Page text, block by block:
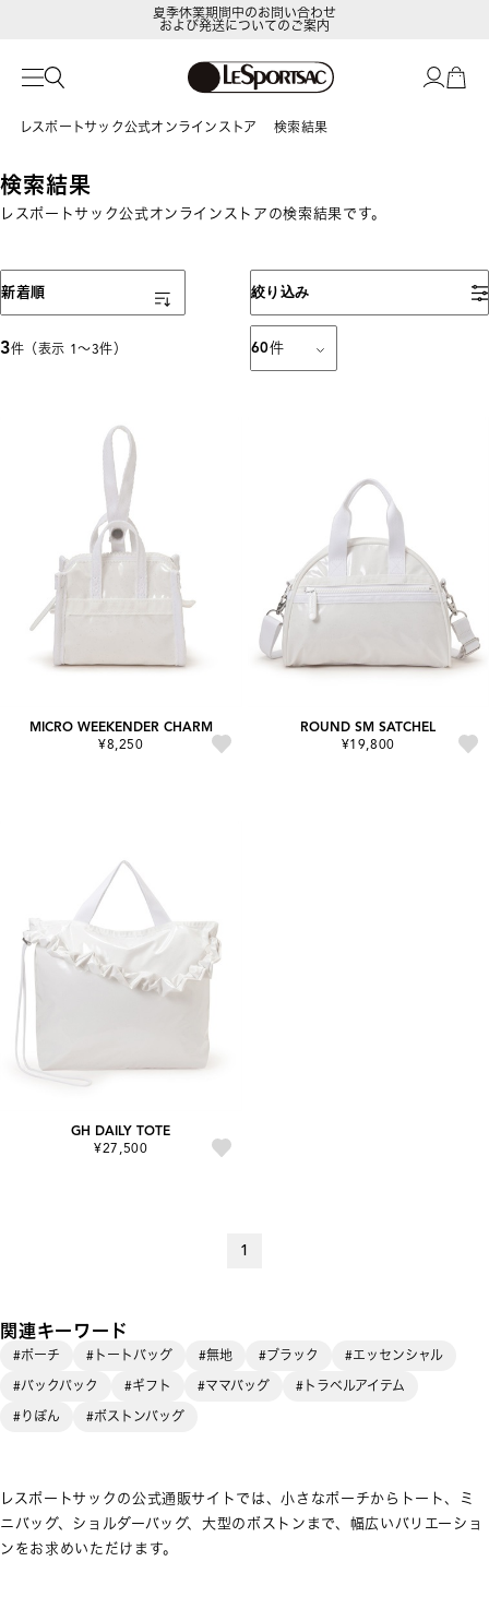
夏季休業期間中のお問い合わせ
および発送についてのご案内
レスポートサック公式オンラインストア 検索結果
検索結果
レスポートサック公式オンラインストアの検索結果です。
絞り込み
3件（表示 1〜3件） 60件
表示順
新着順
MICRO WEEKENDER CHARM
¥8,250
ROUND SM SATCHEL
¥19,800
GH DAILY TOTE
¥27,500
1
関連キーワード
#ポーチ #トートバッグ #無地 #ブラック
#エッセンシャル
#バックパック
#ギフト #ママバッグ
#トラベルアイテム
#りぼん
#ボストンバッグ
レスポートサックの公式通販サイトでは、小さなポーチからトート、ミ
ニバッグ、ショルダーバッグ、大型のボストンまで、幅広いバリエーショ
ンをお求めいただけます。